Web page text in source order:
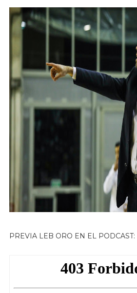
PREVIA LEB ORO EN EL PODCAST: